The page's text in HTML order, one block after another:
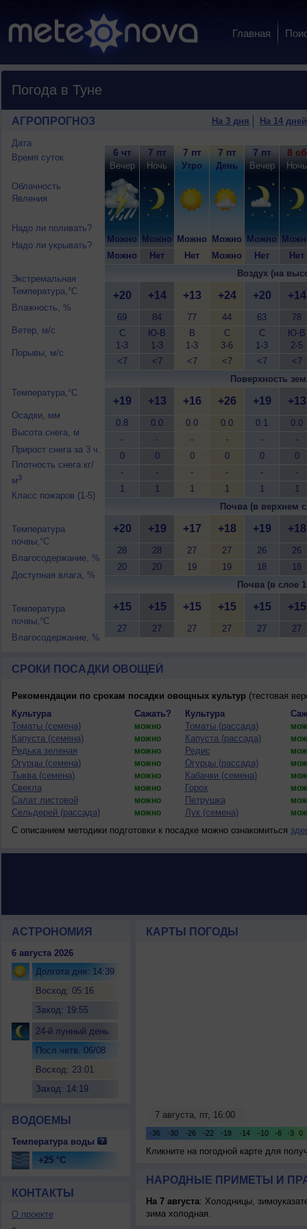
Главная
Погода в Туне
АГРОПРОГНОЗ На 3 дня На 14 дней
Дата
Время суток
Облачность
Явления
Надо ли поливать?
Надо ли укрывать?
Экстремальная
Температура,°C
Влажность, %
Ветер, м/с
Порывы, м/с
Температура,°C
Осадки, мм
Высота снега, м
Прирост снега за 3 ч.
Плотность снега кг/
м3
Класс пожаров (1-5)
Температура
почвы,°C
Влагосодержание, %
Доступная влага, %
Температура
почвы,°C
Влагосодержание, %
6 чт
Вечер
Можно
Можно
7 пт
Ночь
Можно
Нет
7 пт
Утро
Можно
Нет
7 пт
День
Можно
Можно
7 пт
Вечер
Можно
Нет
8 сб
Ночь
Нет
Воздух (на
+20
69
С
1-3
<7
+14
84
Ю-В
1-3
<7
+13
77
В
1-3
<7
+24
44
С
3-6
<7
+20
63
С
1-3
<7
+14
78
Ю-В
2-5
<7
Поверхность
+19
0.8
-
0
-
1
+13
0.0
-
0
-
1
+16
0.0
-
0
-
1
+26
0.0
-
0
-
1
+19
0.1
-
0
-
1
+13
0.0
-
0
-
1
Почва (в верхнем
+20
28
20
+19
28
20
+17
27
19
+18
27
19
+19
26
18
+18
26
18
Почва (в слое
+15
27
+15
27
+15
27
+15
27
+15
27
+15
27
СРОКИ ПОСАДКИ ОВОЩЕЙ
Рекомендации по срокам посадки овощных культур(тестовая
Культура
Сажать? Культура
Томаты (семена)
можно Томаты (рассада)
Капуста (семена) можно Капуста (рассада)
Редька зеленая можно Редис
Огурцы (семена) можно Огурцы (рассада)
Тыква (семена) можно Кабачки (семена)
Свекла можно Горох
Салат листовой можно Петрушка
Сельдерей (рассада) можно Лук (семена)
С описанием методики подготовки к посадке можно ознакомиться
АСТРОНОМИЯ
6 августа 2026
Долгота дня: 14:39
Восход: 05:16
Заход: 19:55
24-й лунный день
Посл.четв. 06/08
Восход: 23:01
Заход: 14:19
ВОДОЕМЫ
Температура воды
+25 °C
КОНТАКТЫ
О проекте
КАРТЫ ПОГОДЫ
Кликните на погодной карте для
НАРОДНЫЕ ПРИМЕТЫ И
На 7 августа: Холодницы,
зима холодная.